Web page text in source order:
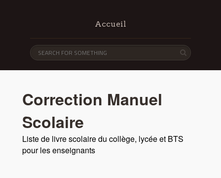
Accueil
Correction Manuel
Scolaire
Liste de livre scolaire du collège, lycée et BTS
pour les enseignants